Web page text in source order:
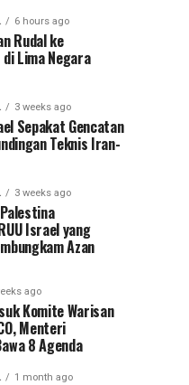
6 hours ago
Rudal ke
Lima Negara
3 weeks ago
Sepakat Gencatan
Teknis Iran-
3 weeks ago
Israel yang
Azan
ago
Komite Warisan
Menteri
8 Agenda
1 month ago